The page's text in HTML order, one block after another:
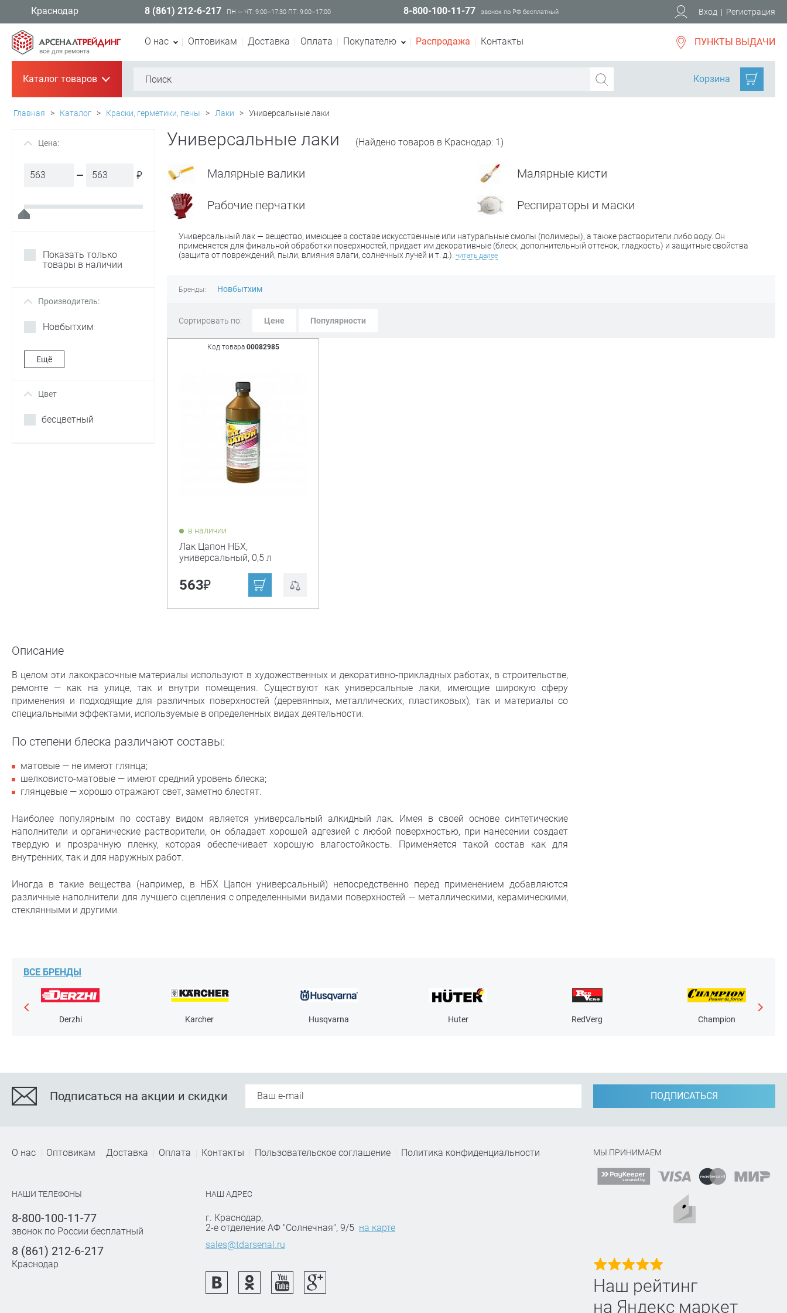
Краснодар 8 (861) 212-6-217 ПН — ЧТ: 9:00–17:30 ПТ: 9:00–17:00 8-800-100-11-77 звонок по РФ бесплатный Вход | Регистрация
всё для ремонта
О нас Оптовикам Доставка Оплата Покупателю Распродажа Контакты ПУНКТЫ ВЫДАЧИ
Каталог товаров+ Корзина
Главная > Каталог > Краски, герметики, пены > Лаки > Универсальные лаки
+ Цена:
₽
Показать только
товары в наличии
+ Производитель:
Новбытхим
Ещё
+ Цвет
бесцветный
Универсальные лаки (Найдено товаров в Краснодар: 1)
Малярные валики Малярные кисти
Рабочие перчатки Респираторы и маски
Универсальный лак — вещество, имеющее в составе искусственные или натуральные смолы (полимеры), а также растворители либо воду. Он
применяется для финальной обработки поверхностей, придает им декоративные (блеск, дополнительный оттенок, гладкость) и защитные свойства
(защита от повреждений, пыли, влияния влаги, солнечных лучей и т. д.). читать далее
Бренды: Новбытхим
Сортировать по: Цене Популярности
Код товара 00082985
в наличии
Лак Цапон НБХ,
универсальный, 0,5 л
563₽
Описание
В целом эти лакокрасочные материалы используют в художественных и декоративно-прикладных работах, в строительстве,
ремонте — как на улице, так и внутри помещения. Существуют как универсальные лаки, имеющие широкую сферу
применения и подходящие для различных поверхностей (деревянных, металлических, пластиковых), так и материалы со
специальными эффектами, используемые в определенных видах деятельности.
По степени блеска различают составы:
матовые — не имеют глянца;
шелковисто-матовые — имеют средний уровень блеска;
глянцевые — хорошо отражают свет, заметно блестят.
Наиболее популярным по составу видом является универсальный алкидный лак. Имея в своей основе синтетические
наполнители и органические растворители, он обладает хорошей адгезией с любой поверхностью, при нанесении создает
твердую и прозрачную пленку, которая обеспечивает хорошую влагостойкость. Применяется такой состав как для
внутренних, так и для наружных работ.
Иногда в такие вещества (например, в НБХ Цапон универсальный) непосредственно перед применением добавляются
различные наполнители для лучшего сцепления с определенными видами поверхностей — металлическими, керамическими,
стеклянными и другими.
ВСЕ БРЕНДЫ
Derzhi Karcher Husqvarna Huter RedVerg Champion
Подписаться на акции и скидки ПОДПИСАТЬСЯ
О нас Оптовикам Доставка Оплата Контакты Пользовательское соглашение Политика конфиденциальности
НАШИ ТЕЛЕФОНЫ
8-800-100-11-77
звонок по России бесплатный
8 (861) 212-6-217
Краснодар
НАШ АДРЕС
г. Краснодар,
2-е отделение АФ "Солнечная", 9/5 на карте
sales@tdarsenal.ru
МЫ ПРИНИМАЕМ
Наш рейтинг
на Яндекс маркет